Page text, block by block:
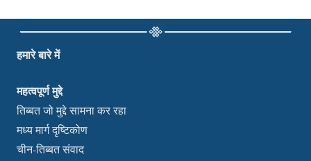
हमारे बारे में
महत्वपूर्ण मुद्दे
तिब्बत जो मुद्दे सामना कर रहा
मध्य मार्ग दृष्टिकोण
चीन-तिब्बत संवाद